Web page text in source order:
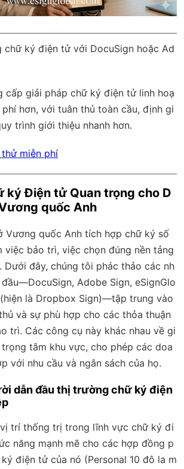
chữ ký điện tử với DocuSign hoặc Ad
cấp giải pháp chữ ký điện tử linh hoạ
hơn, với tuân thủ toàn cầu, định gi
trình giới thiệu nhanh hơn.
miễn phí
ký Điện tử Quan trọng cho D
quốc Anh
Vương quốc Anh tích hợp chữ ký số
việc bảo trì, việc chọn đúng nền tảng
Dưới đây, chúng tôi phác thảo các nh
Adobe Sign, eSignGlo
là Dropbox Sign)—tập trung vào
và sự phù hợp cho các thỏa thuận
trì. Các công cụ này khác nhau về gi
tâm khu vực, cho phép các doa
với nhu cầu và ngân sách của họ.
dẫn đầu thị trường chữ ký điện
trí thống trị trong lĩnh vực chữ ký đi
năng mạnh mẽ cho các hợp đồng p
điện tử của nó (Personal 10 đô la m